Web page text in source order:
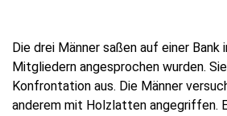
Die drei Männer saßen auf einer
Mitgliedern angesprochen wurden.
Konfrontation aus. Die Männer
anderem mit Holzlatten angegriffen.